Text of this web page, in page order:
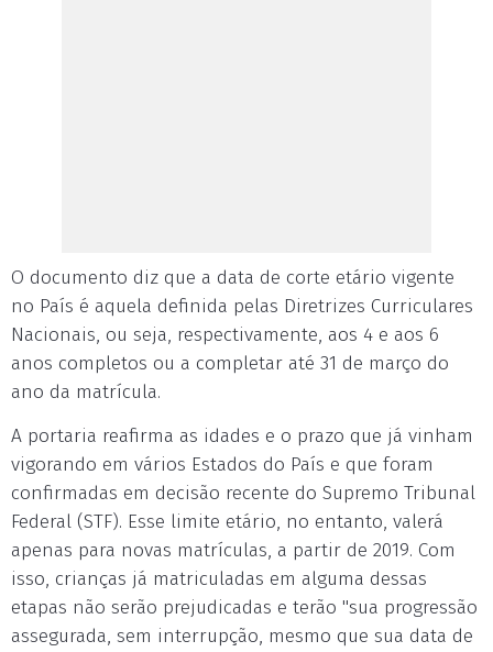
O documento diz que a data de corte etário vigente
no País é aquela definida pelas Diretrizes Curriculares
Nacionais, ou seja, respectivamente, aos 4 e aos 6
anos completos ou a completar até 31 de março do
ano da matrícula.
A portaria reafirma as idades e o prazo que já vinham
vigorando em vários Estados do País e que foram
confirmadas em decisão recente do Supremo Tribunal
Federal (STF). Esse limite etário, no entanto, valerá
apenas para novas matrículas, a partir de 2019. Com
isso, crianças já matriculadas em alguma dessas
etapas não serão prejudicadas e terão "sua progressão
assegurada, sem interrupção, mesmo que sua data de